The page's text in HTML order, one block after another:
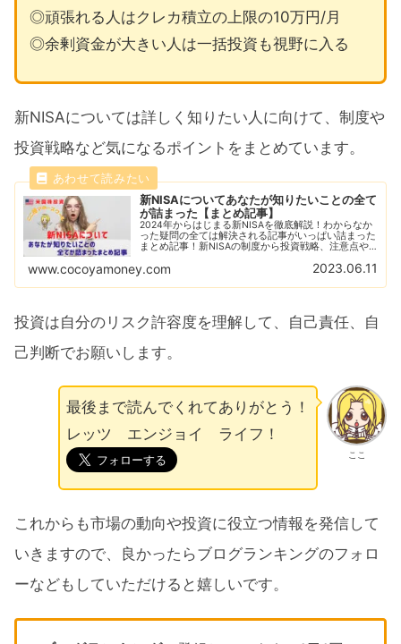
◎頑張れる人はクレカ積立の上限の10万円/月
◎余剰資金が大きい人は一括投資も視野に入る
新NISAについては詳しく知りたい人に向けて、制度や
投資戦略など気になるポイントをまとめています。
新NISAについてあなたが知りたいことの全て
が詰まった【まとめ記事】
2024年からはじまる新NISAを徹底解説！わからなか
った疑問の全ては解決される記事がいっぱい詰まった
まとめ記事！新NISAの制度から投資戦略、注意点や
の記事がギッシリ！
www.cocoyamoney.com 2023.06.11
投資は自分のリスク許容度を理解して、自己責任、自
己判断でお願いします。
ここ
最後まで読んでくれてありがとう！
レッツ エンジョイ ライフ！
これからも市場の動向や投資に役立つ情報を発信して
いきますので、良かったらブログランキングのフォロ
ーなどもしていただけると嬉しいです。